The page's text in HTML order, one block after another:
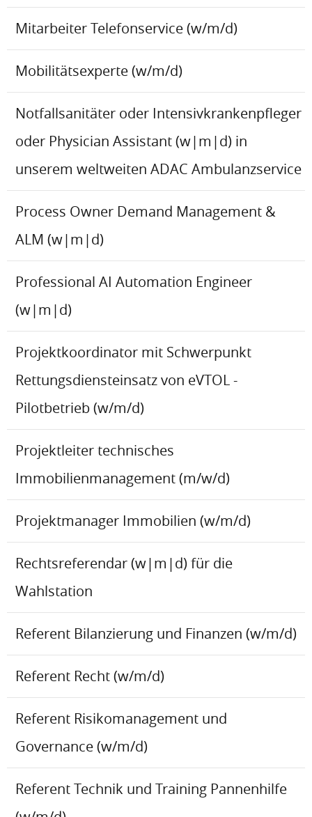
Mitarbeiter Telefonservice (w/m/d)
Mobilitätsexperte (w/m/d)
Notfallsanitäter oder Intensivkrankenpfleger
oder Physician Assistant (w|m|d) in
unserem weltweiten ADAC Ambulanzservice
Process Owner Demand Management &
ALM (w|m|d)
Professional AI Automation Engineer
(w|m|d)
Projektkoordinator mit Schwerpunkt
Rettungsdiensteinsatz von eVTOL -
Pilotbetrieb (w/m/d)
Projektleiter technisches
Immobilienmanagement (m/w/d)
Projektmanager Immobilien (w/m/d)
Rechtsreferendar (w|m|d) für die
Wahlstation
Referent Bilanzierung und Finanzen (w/m/d)
Referent Recht (w/m/d)
Referent Risikomanagement und
Governance (w/m/d)
Referent Technik und Training Pannenhilfe